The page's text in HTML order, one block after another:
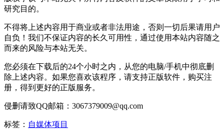
研究目的。
不得将上述内容用于商业或者非法用途，否则一切后果请用户
自负！我们不保证内容的长久可用性，通过使用本站内容随之
而来的风险与本站无关。
您必须在下载后的24个小时之内，从您的电脑/手机中彻底删
除上述内容。如果您喜欢该程序，请支持正版软件，购买注
册，得到更好的正版服务。
侵删请致QQ邮箱：3067379009@qq.com
标签： 自媒体项目